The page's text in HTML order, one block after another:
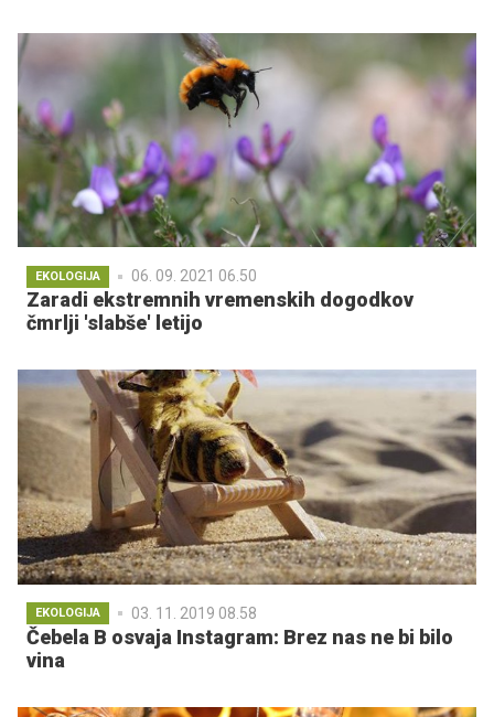
EKOLOGIJA 06. 09. 2021 06.50
Zaradi ekstremnih vremenskih dogodkov
čmrlji 'slabše' letijo
EKOLOGIJA 03. 11. 2019 08.58
Čebela B osvaja Instagram: Brez nas ne bi bilo
vina